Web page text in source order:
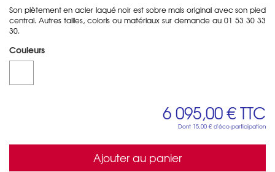
Son piètement en acier laqué noir est sobre mais original avec son pied
central. Autres tailles, coloris ou matériaux sur demande au 01 53 30 33
30.
Couleurs
6 095,00 €TTC
Dont 15,00 € d'éco-participation
Ajouter au panier